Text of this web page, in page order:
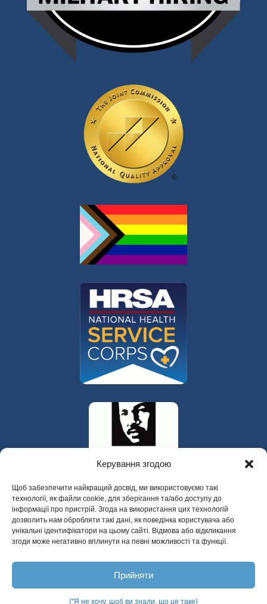
Керування згодою
Щоб забезпечити найкращий досвід, ми використовуємо такі
технології, як файли cookie, для зберігання та/або доступу до
інформації про пристрій. Згода на використання цих технологій
дозволить нам обробляти такі дані, як поведінка користувача або
унікальні ідентифікатори на цьому сайті. Відмова або відкликання
згоди може негативно вплинути на певні можливості та функції.
Прийняти
{"Я не хочу, щоб ви знали, що це таке}
325 W Gowe Street, Kent, Washington 98032
Copyright 2025 Психіатрична допомога
містам Долини